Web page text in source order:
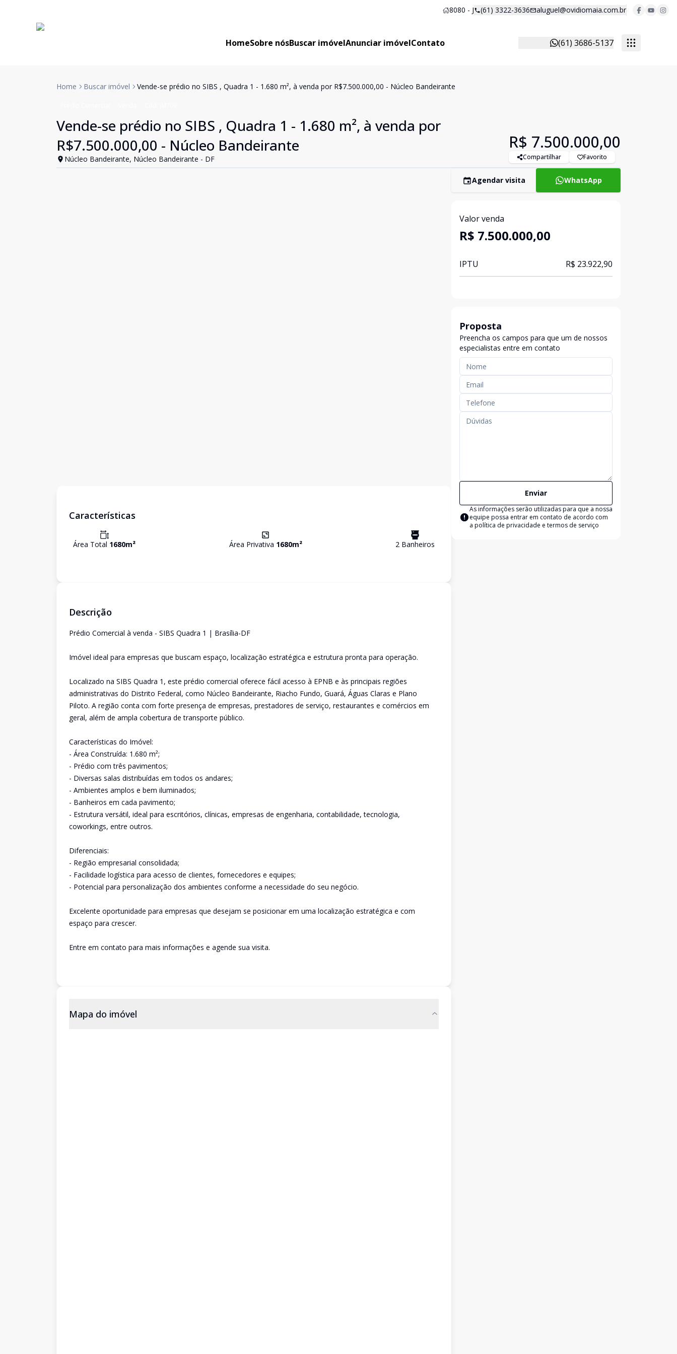
8080 - J (61) 3322-3636 aluguel@ovidiomaia.com.br
HomeSobre nósBuscar imóvelAnunciar imóvelContato (61) 3686-5137
Home Buscar imóvel Vende-se prédio no SIBS , Quadra 1 - 1.680 m², à venda por R$7.500.000,00 - Núcleo Bandeirante
Vende-se prédio no SIBS , Quadra 1 - 1.680 m², à venda por
R$7.500.000,00 - Núcleo Bandeirante
Núcleo Bandeirante, Núcleo Bandeirante - DF
R$ 7.500.000,00
Compartilhar Favorito
Características
Área Total 1680m² Área Privativa 1680m² 2 Banheiros
Descrição
Prédio Comercial à venda - SIBS Quadra 1 | Brasília-DF
Imóvel ideal para empresas que buscam espaço, localização estratégica e estrutura pronta para operação.
Localizado na SIBS Quadra 1, este prédio comercial oferece fácil acesso à EPNB e às principais regiões
administrativas do Distrito Federal, como Núcleo Bandeirante, Riacho Fundo, Guará, Águas Claras e Plano
Piloto. A região conta com forte presença de empresas, prestadores de serviço, restaurantes e comércios em
geral, além de ampla cobertura de transporte público.
Características do Imóvel:
- Área Construída: 1.680 m²;
- Prédio com três pavimentos;
- Diversas salas distribuídas em todos os andares;
- Ambientes amplos e bem iluminados;
- Banheiros em cada pavimento;
- Estrutura versátil, ideal para escritórios, clínicas, empresas de engenharia, contabilidade, tecnologia,
coworkings, entre outros.
Diferenciais:
- Região empresarial consolidada;
- Facilidade logística para acesso de clientes, fornecedores e equipes;
- Potencial para personalização dos ambientes conforme a necessidade do seu negócio.
Excelente oportunidade para empresas que desejam se posicionar em uma localização estratégica e com
espaço para crescer.
Entre em contato para mais informações e agende sua visita.
Mapa do imóvel
Agendar visita WhatsApp
Valor venda
R$ 7.500.000,00
IPTU R$ 23.922,90
Proposta
Preencha os campos para que um de nossos
especialistas entre em contato
Enviar
As informações serão utilizadas para que a nossa
equipe possa entrar em contato de acordo com
a política de privacidade e termos de serviço